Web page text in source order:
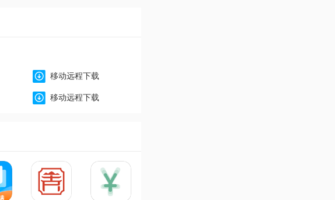
移动远程下载
移动远程下载